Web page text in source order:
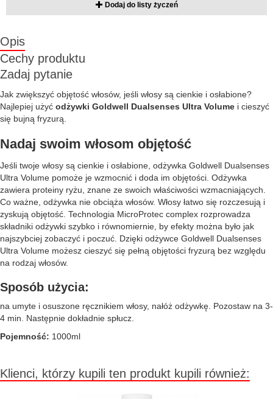
Dodaj do listy życzeń
Opis
Cechy produktu
Zadaj pytanie
Jak zwiększyć objętość włosów, jeśli włosy są cienkie i osłabione?
Najlepiej użyć odżywki Goldwell Dualsenses Ultra Volume i cieszyć
się bujną fryzurą.
Nadaj swoim włosom objętość
Jeśli twoje włosy są cienkie i osłabione, odżywka Goldwell Dualsenses
Ultra Volume pomoże je wzmocnić i doda im objętości. Odżywka
zawiera proteiny ryżu, znane ze swoich właściwości wzmacniających.
Co ważne, odżywka nie obciąża włosów. Włosy łatwo się rozczesują i
zyskują objętość. Technologia MicroProtec complex rozprowadza
składniki odżywki szybko i równomiernie, by efekty można było jak
najszybciej zobaczyć i poczuć. Dzięki odżywce Goldwell Dualsenses
Ultra Volume możesz cieszyć się pełną objętości fryzurą bez względu
na rodzaj włosów.
Sposób użycia:
na umyte i osuszone ręcznikiem włosy, nałóż odżywkę. Pozostaw na 3-
4 min. Następnie dokładnie spłucz.
Pojemność: 1000ml
Klienci, którzy kupili ten produkt kupili również: